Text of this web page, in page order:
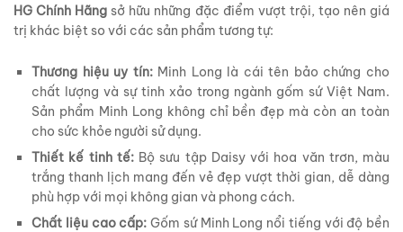
HG Chính Hãng sở hữu những đặc điểm vượt trội, tạo nên giá
trị khác biệt so với các sản phẩm tương tự:
Thương hiệu uy tín:Minh Long là cái tên bảo chứng cho
chất lượng và sự tinh xảo trong ngành gốm sứ Việt Nam.
Sản phẩm Minh Long không chỉ bền đẹp mà còn an toàn
cho sức khỏe người sử dụng.
Thiết kế tinh tế:Bộ sưu tập Daisy với hoa văn trơn, màu
trắng thanh lịch mang đến vẻ đẹp vượt thời gian, dễ dàng
phù hợp với mọi không gian và phong cách.
Chất liệu cao cấp: Gốm sứ Minh Long nổi tiếng với độ bền